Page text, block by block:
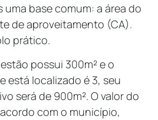
base comum: a área do
de aproveitamento (CA).
prático.
possui 300m² e o
está localizado é 3, seu
será de 900m². O valor do
com o município,